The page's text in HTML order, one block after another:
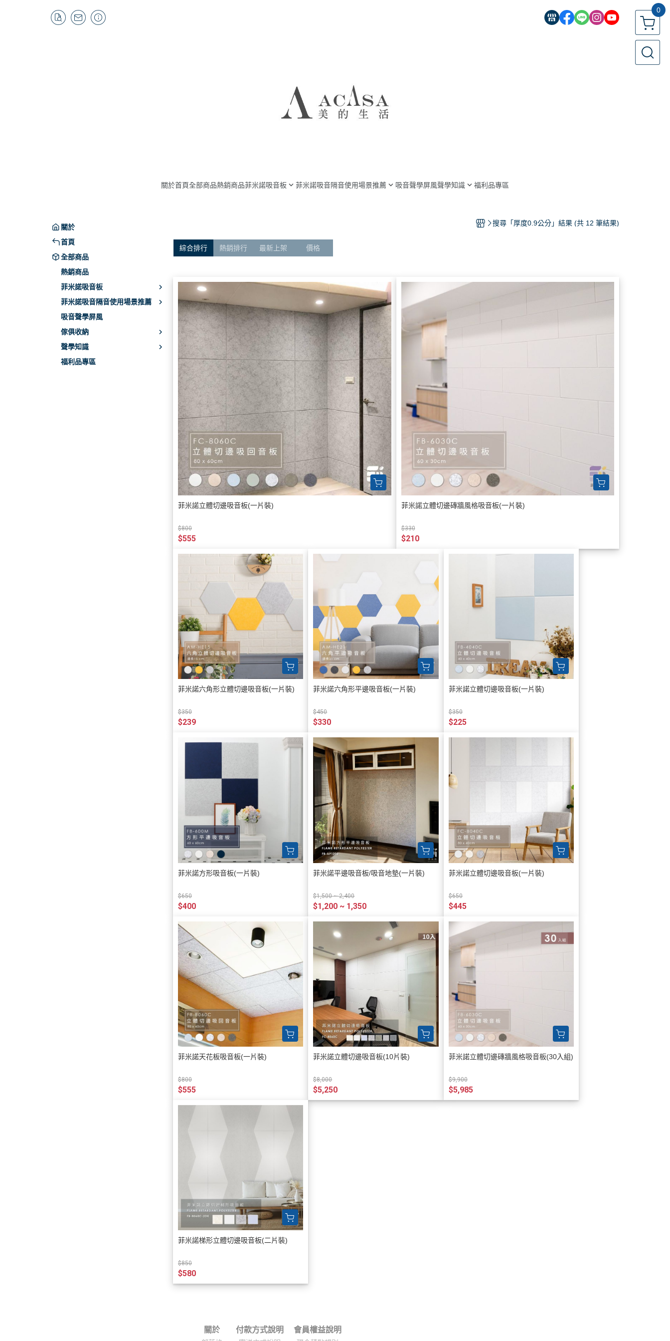
0
關於首頁全部商品熱銷商品菲米諾吸音板
吸音隔音系列
施工工具
菲米諾吸音隔音使用場景推薦
電視音響KTV吸音隔音
天花板吸回音
貓狗防抓吸音隔音
施工清潔用具
吸音聲學屏風聲學知識
施工注意事項
福利品專區
關於
首頁
全部商品
熱銷商品
菲米諾吸音板
菲米諾吸音隔音使用場景推薦
吸音聲學屏風
傢俱收納
聲學知識
福利品專區
搜尋「厚度0.9公分」結果 (共 12 筆結果)
綜合排行 熱銷排行 最新上架 價格
菲米諾立體切邊吸音板(一片裝)
$800
$555
菲米諾立體切邊磚牆風格吸音板(一片裝)
$330
$210
菲米諾六角形立體切邊吸音板(一片裝)
$350
$239
菲米諾六角形平邊吸音板(一片裝)
$450
$330
菲米諾立體切邊吸音板(一片裝)
$350
$225
菲米諾方形吸音板(一片裝)
$650
$400
菲米諾平邊吸音板/吸音地墊(一片裝)
$1,500 ~ 2,400
$1,200 ~ 1,350
菲米諾立體切邊吸音板(一片裝)
$650
$445
菲米諾天花板吸音板(一片裝)
$800
$555
菲米諾立體切邊吸音板(10片裝)
$8,000
$5,250
菲米諾立體切邊磚牆風格吸音板(30入組)
$9,900
$5,985
菲米諾梯形立體切邊吸音板(二片裝)
$850
$580
關於 付款方式說明 會員權益說明